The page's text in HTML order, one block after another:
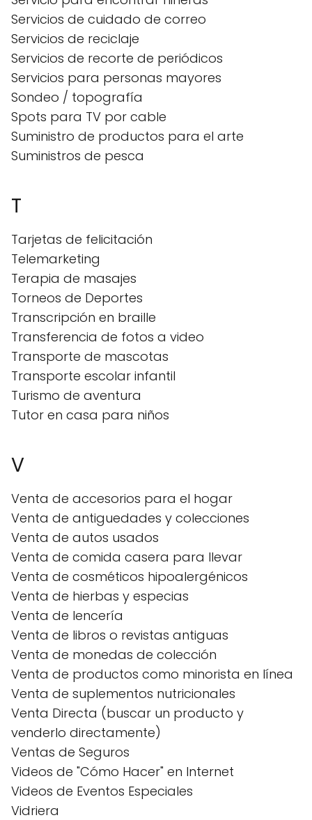
Servicios de cuidado de correo
Servicios de reciclaje
Servicios de recorte de periódicos
Servicios para personas mayores
Sondeo / topografía
Spots para TV por cable
Suministro de productos para el arte
Suministros de pesca
T
Tarjetas de felicitación
Telemarketing
Terapia de masajes
Torneos de Deportes
Transcripción en braille
Transferencia de fotos a video
Transporte de mascotas
Transporte escolar infantil
Turismo de aventura
Tutor en casa para niños
V
Venta de accesorios para el hogar
Venta de antiguedades y colecciones
Venta de autos usados
Venta de comida casera para llevar
Venta de cosméticos hipoalergénicos
Venta de hierbas y especias
Venta de lencería
Venta de libros o revistas antiguas
Venta de monedas de colección
Venta de productos como minorista en línea
Venta de suplementos nutricionales
Venta Directa (buscar un producto y
venderlo directamente)
Ventas de Seguros
Videos de "Cómo Hacer" en Internet
Videos de Eventos Especiales
Vidriera